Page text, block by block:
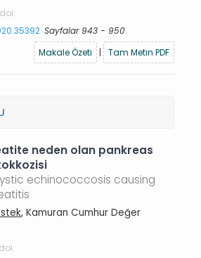
doi:
Sayfalar 943 - 950
Makale Özeti
| Tam Metin PDF
neden olan pankreas
echinococcosis causing
, Kamuran Cumhur Değer
doi: